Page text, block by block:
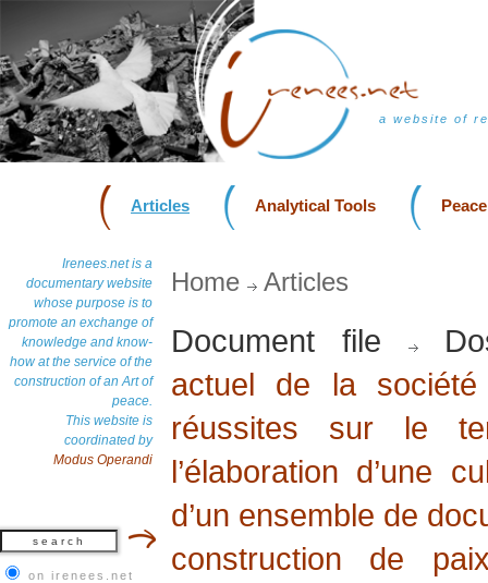
a website of
Articles Analytical Tools
Irenees.net is a
documentary website
whose purpose is to
promote an exchange of
knowledge and know-
how at the service of the
construction of an Art of
peace.
This website is
coordinated by
Modus Operandi
on irenees.net
Home Articles
Document file
actuel de la
réussites sur le
l’élaboration d’une
d’un ensemble de
construction de